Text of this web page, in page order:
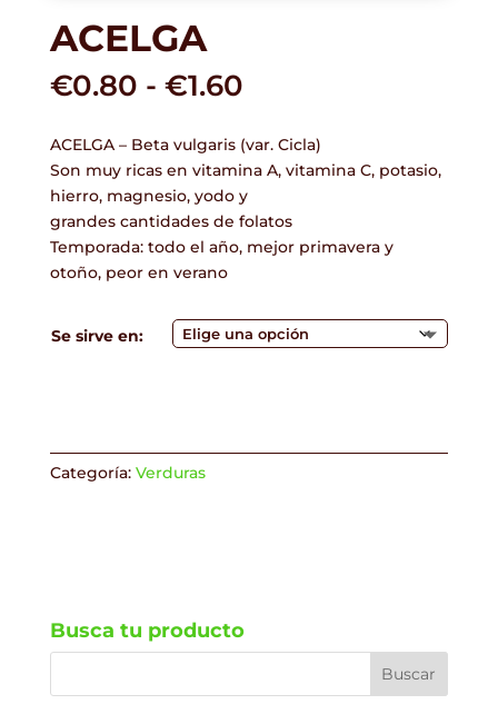
ACELGA
€0.80 - €1.60Rango
precios:
desde
€0.80
hasta
€1.60
ACELGA – Beta vulgaris (var. Cicla)
Son muy ricas en vitamina A, vitamina C, potasio,
hierro, magnesio, yodo y
grandes cantidades de folatos
Temporada: todo el año, mejor primavera y
otoño, peor en verano
Se sirve en:
Categoría: Verduras
Busca tu producto